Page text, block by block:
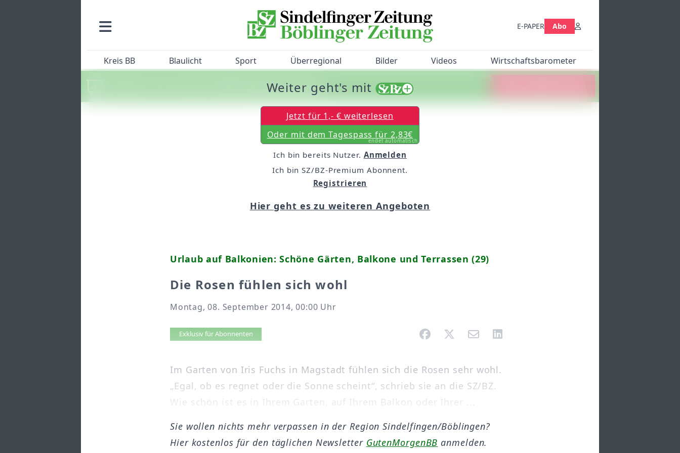
E-PAPER Abo
Kreis BB Blaulicht Sport Überregional Bilder Videos Wirtschaftsbarometer
Machen Sie mit beim SZ/BZ-Bürgerbarometer!
Urlaub auf Balkonien: Schöne Gärten, Balkone und Terrassen (29)
Die Rosen fühlen sich wohl
Montag, 08. September 2014, 00:00 Uhr
Artikel vorlesen
Exklusiv für Abonnenten
Im Garten von Iris Fuchs in Magstadt fühlen sich die Rosen sehr wohl.
„Egal, ob es regnet oder die Sonne scheint“, schrieb sie an die SZ/BZ.
Wie schön ist es in Ihrem Garten, auf Ihrem Balkon oder Ihrer ...
Weiter geht's mit
Jetzt für 1,- € weiterlesen
Oder mit dem Tagespass für 2,83€
endet automatisch
Ich bin bereits Nutzer. Anmelden
Ich bin SZ/BZ-Premium Abonnent.
Registrieren
Hier geht es zu weiteren Angeboten
Sie wollen nichts mehr verpassen in der Region Sindelfingen/Böblingen?
Hier kostenlos für den täglichen Newsletter GutenMorgenBB anmelden.